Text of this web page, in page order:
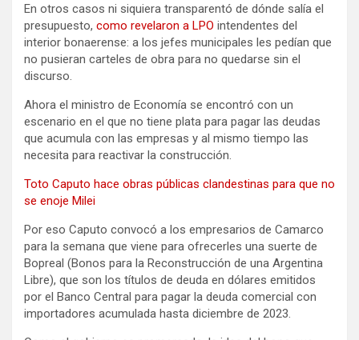
En otros casos ni siquiera transparentó de dónde salía el
presupuesto, como revelaron a LPO intendentes del
interior bonaerense: a los jefes municipales les pedían que
no pusieran carteles de obra para no quedarse sin el
discurso.
Ahora el ministro de Economía se encontró con un
escenario en el que no tiene plata para pagar las deudas
que acumula con las empresas y al mismo tiempo las
necesita para reactivar la construcción.
Toto Caputo hace obras públicas clandestinas para que no
se enoje Milei
Por eso Caputo convocó a los empresarios de Camarco
para la semana que viene para ofrecerles una suerte de
Bopreal (Bonos para la Reconstrucción de una Argentina
Libre), que son los títulos de deuda en dólares emitidos
por el Banco Central para pagar la deuda comercial con
importadores acumulada hasta diciembre de 2023.